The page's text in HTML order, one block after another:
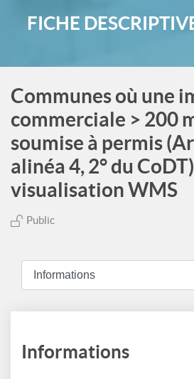
FICHE
Communes où une
commerciale > 200
soumise à permis
alinéa 4, 2° du
visualisation WMS
Public
Informations